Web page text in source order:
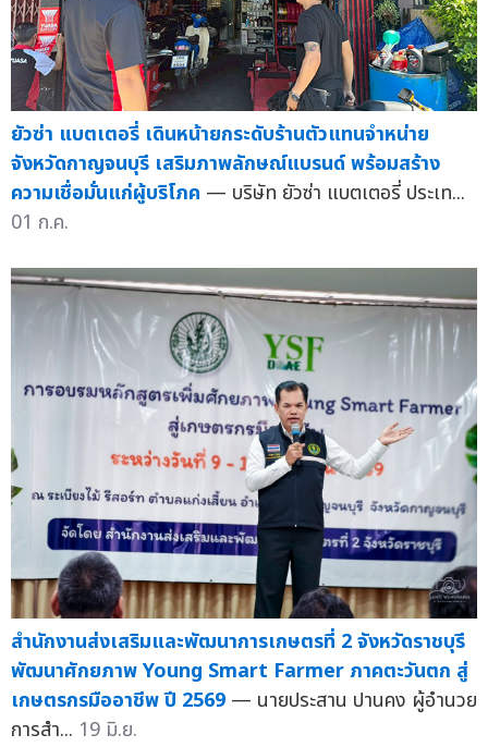
ยัวซ่า แบตเตอรี่ เดินหน้ายกระดับร้านตัวแทนจำหน่าย
จังหวัดกาญจนบุรี เสริมภาพลักษณ์แบรนด์ พร้อมสร้าง
ความเชื่อมั่นแก่ผู้บริโภค — บริษัท ยัวซ่า แบตเตอรี่ ประเท...
01 ก.ค.
สำนักงานส่งเสริมและพัฒนาการเกษตรที่ 2 จังหวัดราชบุรี
พัฒนาศักยภาพ Young Smart Farmer ภาคตะวันตก สู่
เกษตรกรมืออาชีพ ปี 2569 — นายประสาน ปานคง ผู้อำนวย
การสำ... 19 มิ.ย.